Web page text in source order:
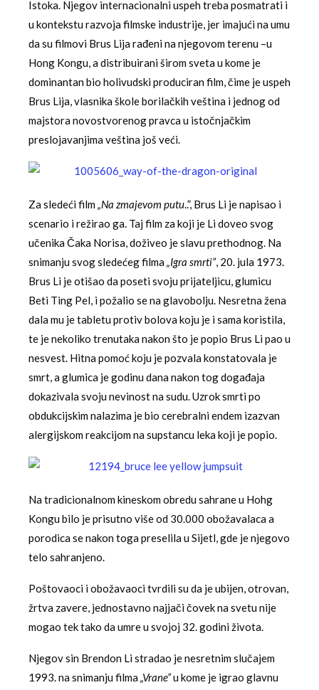
Istoka. Njegov internacionalni uspeh treba posmatrati i
u kontekstu razvoja filmske industrije, jer imajući na umu
da su filmovi Brus Lija rađeni na njegovom terenu –u
Hong Kongu, a distribuirani širom sveta u kome je
dominantan bio holivudski produciran film, čime je uspeh
Brus Lija, vlasnika škole borilačkih veština i jednog od
majstora novostvorenog pravca u istočnjačkim
preslojavanjima veština još veći.
Za sledeći film„Na zmajevom putu..”, Brus Li je napisao i
scenario i režirao ga. Taj film za koji je Li doveo svog
učenika Čaka Norisa, doživeo je slavu prethodnog. Na
snimanju svog sledećeg filma„Igra smrti”, 20. jula 1973.
Brus Li je otišao da poseti svoju prijateljicu, glumicu
Beti Ting Pel, i požalio se na glavobolju. Nesretna žena
dala mu je tabletu protiv bolova koju je i sama koristila,
te je nekoliko trenutaka nakon što je popio Brus Li pao u
nesvest. Hitna pomoć koju je pozvala konstatovala je
smrt, a glumica je godinu dana nakon tog događaja
dokazivala svoju nevinost na sudu. Uzrok smrti po
obdukcijskim nalazima je bio cerebralni endem izazvan
alergijskom reakcijom na supstancu leka koji je popio.
Na tradicionalnom kineskom obredu sahrane u Hohg
Kongu bilo je prisutno više od 30.000 obožavalaca a
porodica se nakon toga preselila u Sijetl, gde je njegovo
telo sahranjeno.
Poštovaoci i obožavaoci tvrdili su da je ubijen, otrovan,
žrtva zavere, jednostavno najjači čovek na svetu nije
mogao tek tako da umre u svojoj 32. godini života.
Njegov sin Brendon Li stradao je nesretnim slučajem
1993. na snimanju filma„Vrane”u kome je igrao glavnu